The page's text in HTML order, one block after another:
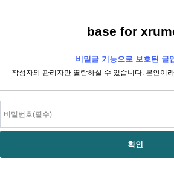
base for
비밀글 기능으로 보호된 글
작성자와 관리자만 열람하실 수 있습니다. 본인이